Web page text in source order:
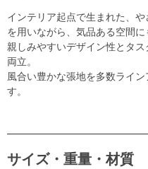
インテリア起点で生まれた、
を用いながら、気品ある空間に
親しみやすいデザイン性とタ
両立。
風合い豊かな張地を多数ライ
す。
サイズ・重量・材質